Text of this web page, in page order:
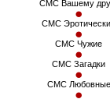
СМС Вашему
СМС
СМС Чужие
СМС Загадки
СМС Любовные